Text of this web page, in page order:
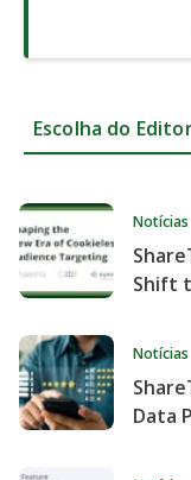
Escolha do
Notícias
Shift
Notícias
Data